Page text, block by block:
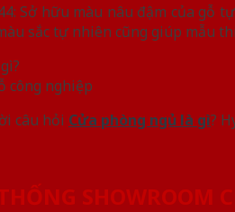
Sở hữu màu nâu đậm của
sắc tự nhiên cũng giúp mẫu
công nghiệp
câu hỏi Cửa phòng ngủ là gì?
SHOWROOM